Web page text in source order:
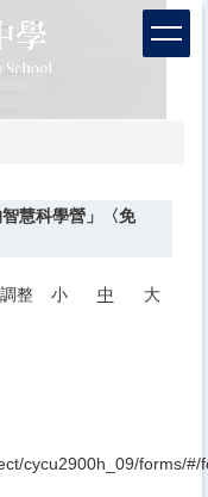
慧科學營」〈免
整 小 中
大
cycu2900h_09/forms/#/